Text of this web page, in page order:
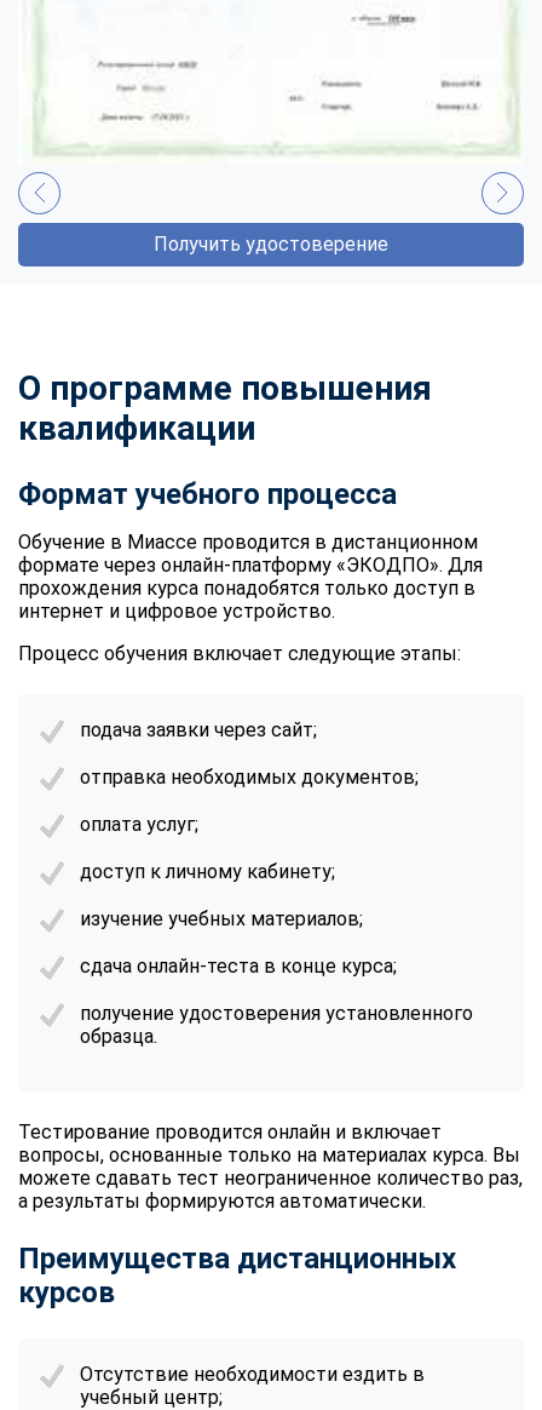
Получить удостоверение
О программе повышения
квалификации
Формат учебного процесса
Обучение в Миассе проводится в дистанционном
формате через онлайн-платформу «ЭКОДПО». Для
прохождения курса понадобятся только доступ в
интернет и цифровое устройство.
Процесс обучения включает следующие этапы:
подача заявки через сайт;
отправка необходимых документов;
оплата услуг;
доступ к личному кабинету;
изучение учебных материалов;
сдача онлайн-теста в конце курса;
получение удостоверения установленного
образца.
Тестирование проводится онлайн и включает
вопросы, основанные только на материалах курса. Вы
можете сдавать тест неограниченное количество раз,
а результаты формируются автоматически.
Преимущества дистанционных
курсов
Отсутствие необходимости ездить в
учебный центр;